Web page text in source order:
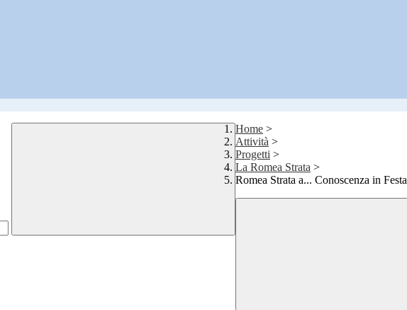
Home >
Attività >
Progetti >
La Romea Strata >
Romea Strata a... Conoscenza in Festa